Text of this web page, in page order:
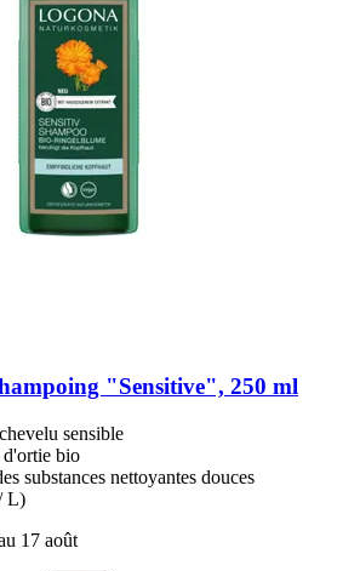
"Sensitive", 250 ml
sensible
bio
substances nettoyantes douces
L)
17 août